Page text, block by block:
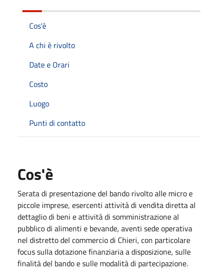
Cos'è
A chi è rivolto
Date e Orari
Costo
Luogo
Punti di contatto
Cos'è
Serata di presentazione del bando rivolto alle micro e
piccole imprese, esercenti attività di vendita diretta al
dettaglio di beni e attività di somministrazione al
pubblico di alimenti e bevande, aventi sede operativa
nel distretto del commercio di Chieri, con particolare
focus sulla dotazione finanziaria a disposizione, sulle
finalità del bando e sulle modalità di partecipazione.